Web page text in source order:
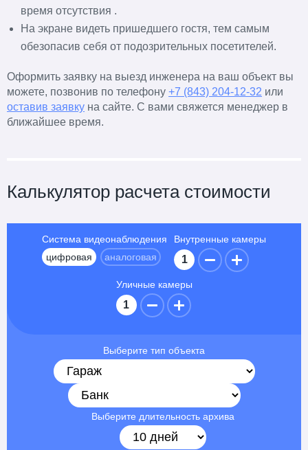
время отсутствия .
На экране видеть пришедшего гостя, тем самым
обезопасив себя от подозрительных посетителей.
Оформить заявку на выезд инженера на ваш объект вы
можете, позвонив по телефону +7 (843) 204-12-32 или
оставив заявку на сайте. С вами свяжется менеджер в
ближайшее время.
Калькулятор расчета стоимости
Система видеонаблюдения
цифровая
аналоговая
Внутренные камеры
Уличные камеры
Выберите тип объекта
Выберите длительность архива